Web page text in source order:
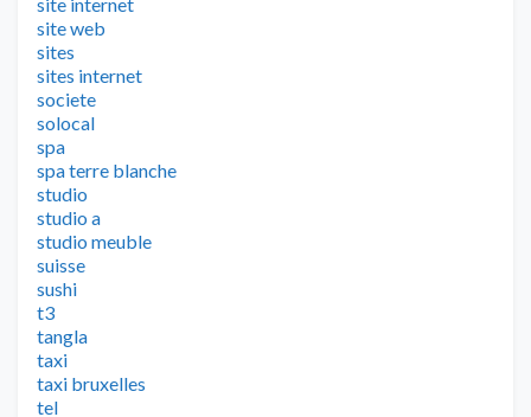
site web
sites
sites internet
societe
solocal
spa
spa terre blanche
studio
studio a
studio meuble
suisse
sushi
t3
tangla
taxi
taxi bruxelles
tel